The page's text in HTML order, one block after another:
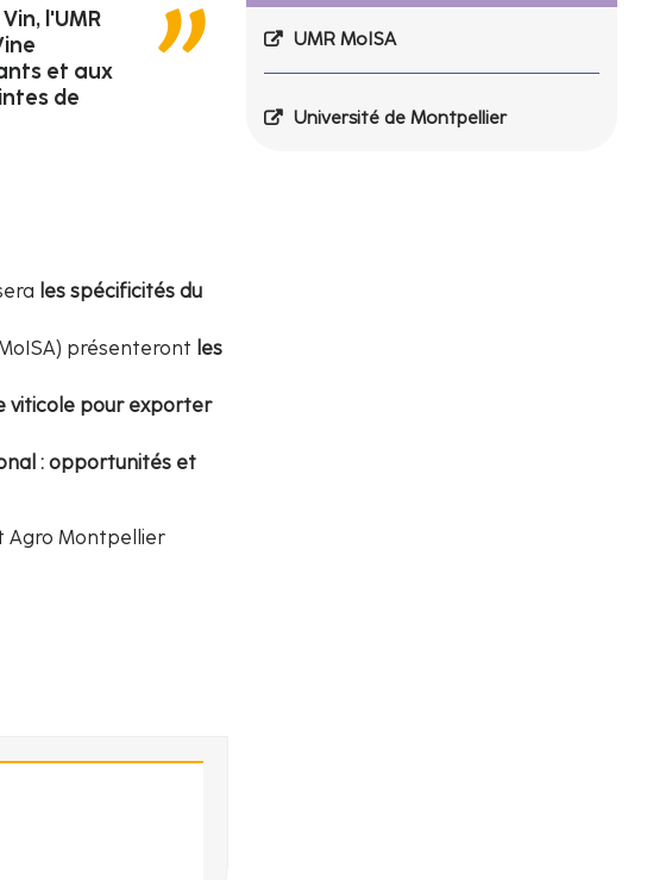
l'UMR
et aux
de
les spécificités du
présenteront les
viticole pour exporter
: opportunités et
Agro Montpellier
UMR MoISA
Université de Montpellier